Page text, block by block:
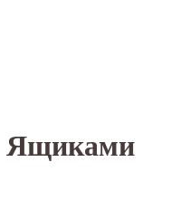
Ящиками